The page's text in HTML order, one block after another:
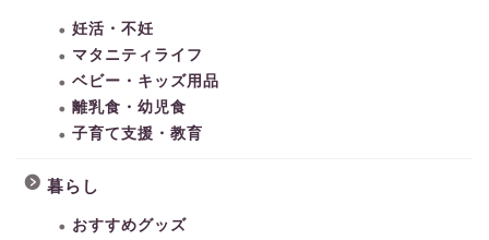
妊活・不妊
マタニティライフ
ベビー・キッズ用品
離乳食・幼児食
子育て支援・教育
暮らし
おすすめグッズ